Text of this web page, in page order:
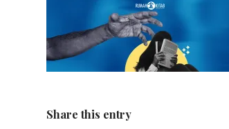
Share this entry